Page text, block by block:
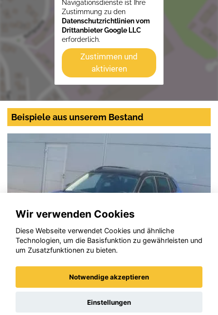
Navigationsdienste ist Ihre
Zustimmung zu den
Datenschutzrichtlinien vom
Drittanbieter Google LLC
erforderlich.
Zustimmen und
aktivieren
Beispiele aus unserem Bestand
Skoda Kamiq
Wir verwenden Cookies
Diese Webseite verwendet Cookies und ähnliche
Technologien, um die Basisfunktion zu gewährleisten und
um Zusatzfunktionen zu bieten.
Notwendige akzeptieren
Einstellungen